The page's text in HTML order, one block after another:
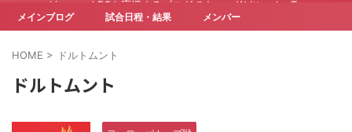
Liverpool FCを応援するブログです Written by To
ru Yoda
メインブログ 試合日程・結果 メンバー
HOME > ドルトムント
ドルトムント